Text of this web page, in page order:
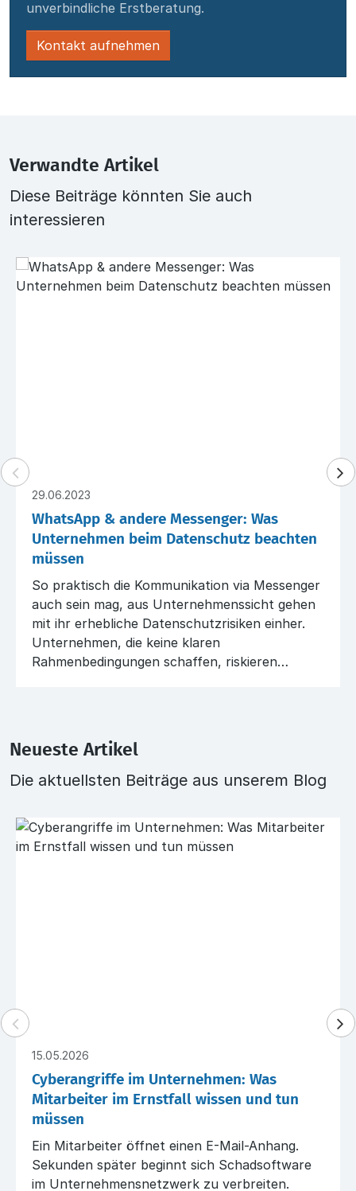
unverbindliche Erstberatung.
Kontakt aufnehmen
Verwandte Artikel
Diese Beiträge könnten Sie auch
interessieren
29.06.2023
WhatsApp & andere Messenger: Was
Unternehmen beim Datenschutz beachten
müssen
So praktisch die Kommunikation via Messenger
auch sein mag, aus Unternehmenssicht gehen
mit ihr erhebliche Datenschutzrisiken einher.
Unternehmen, die keine klaren
Rahmenbedingungen schaffen, riskieren
Neueste Artikel
Die aktuellsten Beiträge aus unserem Blog
15.05.2026
Cyberangriffe im Unternehmen: Was
Mitarbeiter im Ernstfall wissen und tun
müssen
Ein Mitarbeiter öffnet einen E-Mail-Anhang.
Sekunden später beginnt sich Schadsoftware
im Unternehmensnetzwerk zu verbreiten.